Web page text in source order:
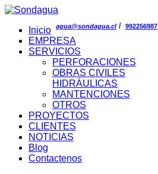
agua@sondagua.cl/ 992256987
Inicio
EMPRESA
SERVICIOS
PERFORACIONES
OBRAS CIVILES
HIDRÁULICAS
MANTENCIONES
OTROS
PROYECTOS
CLIENTES
NOTICIAS
Blog
Contactenos